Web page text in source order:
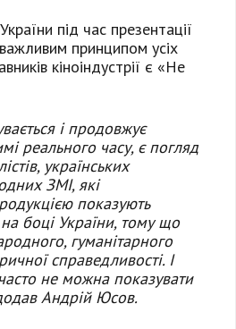
під час презентації
принципом усіх
кіноіндустрії є «Не
і продовжує
реального часу, є погляд
українських
ЗМІ, які
показують
боці України, тому що
гуманітарного
справедливості. І
не можна показувати
Андрій Юсов.